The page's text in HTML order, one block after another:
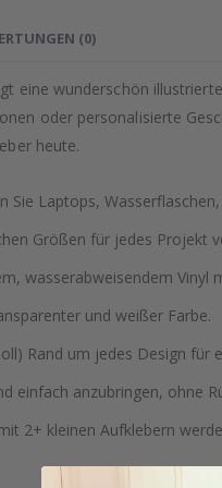
eine wunderschön
oder personalisierte
heute.
Sie Laptops,
Größen für jedes Projekt
wasserabweisendem
und weißer Farbe.
Rand um jedes Design für
einfach anzubringen, ohne
2+ kleinen Aufklebern
(0)